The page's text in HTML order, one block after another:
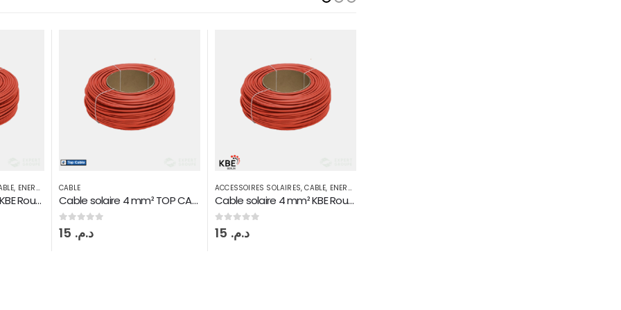
, ENERGIE SOLAIRE
Cable solaire 6 mm² KBE Rouge Double isolation
CABLE
Cable solaire 4 mm² TOP CABLE rouge Double isolation
0 sur 5د.م.
ACCESSOIRES SOLAIRES,CABLE, ENERGIE SOLAIRE
Cable solaire 4 mm² KBE Rouge Double isolation
0 sur 5د.م.